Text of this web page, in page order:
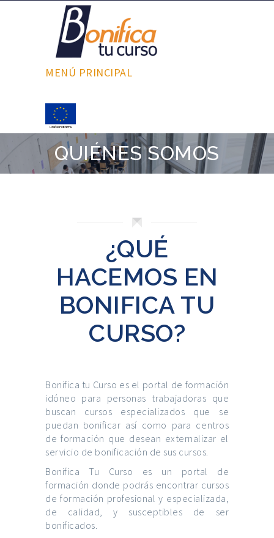
MENÚ PRINCIPAL
QUIÉNES SOMOS
¿QUÉ
HACEMOS EN
BONIFICA TU
CURSO?
Bonifica tu Curso es el portal de formación
idóneo para personas trabajadoras que
buscan cursos especializados que se
puedan bonificar así como para centros
de formación que desean externalizar el
servicio de bonificación de sus cursos.
Bonifica Tu Curso es un portal de
formación donde podrás encontrar cursos
de formación profesional y especializada,
de calidad, y susceptibles de ser
bonificados.